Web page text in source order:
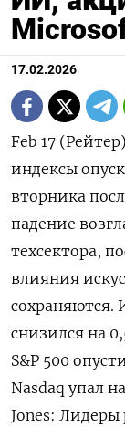
17.02.2026
Feb 17
индексы
вторника
падение
техсектора,
влияния
сохраняются.
снизился на
S&P 500
Nasdaq упал
Jones: Лидеры